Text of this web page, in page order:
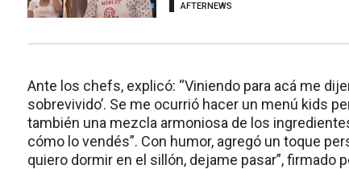
AFTERNEWS
Ante los chefs, explicó: “Viniendo para acá me
sobrevivido’. Se me ocurrió hacer un menú kids
también una mezcla armoniosa de los
cómo lo vendés”. Con humor, agregó un toque
quiero dormir en el sillón, dejame pasar”, firmado